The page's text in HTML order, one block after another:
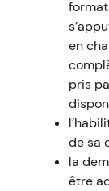
en
pris
de sa
la
être